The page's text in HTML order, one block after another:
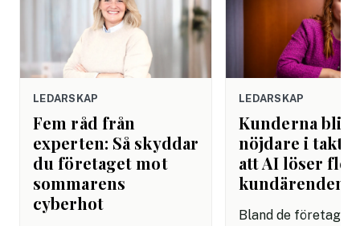
LEDARSKAP
Fem råd från
experten: Så skyddar
du företaget mot
sommarens
cyberhot
LEDARSKAP
Kunderna blir
nöjdare i takt
att AI löser fler
kundärenden
Bland de företag